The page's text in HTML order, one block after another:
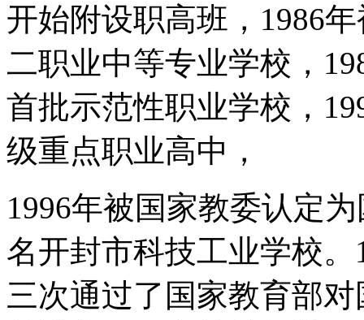
开始附设职高班，1986
二职业中等专业学校，
首批示范性职业学校，
级重点职业高中，
1996年被国家教委认定
名开封市科技工业学校。
三次通过了国家教育部